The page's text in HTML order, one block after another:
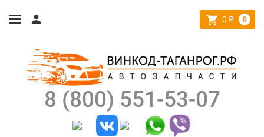
0 ₽ 0
8 (800) 551-53-07